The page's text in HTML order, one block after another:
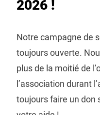
2026 !
Notre campagne de
toujours ouverte.
plus de la moitié de
l’association durant
toujours faire un don